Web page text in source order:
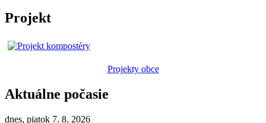
Projekt
Projekty obce
Aktuálne počasie
dnes, piatok 7. 8. 2026